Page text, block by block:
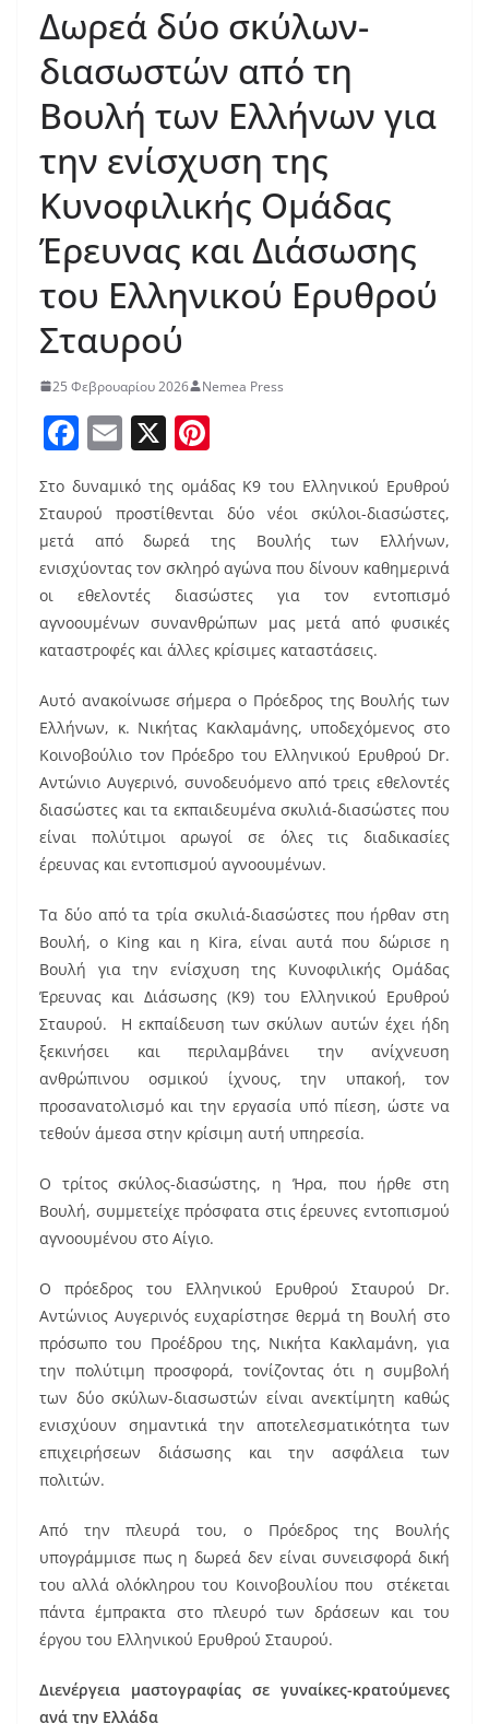
Δωρεά δύο σκύλων-
διασωστών από τη
Βουλή των Ελλήνων για
την ενίσχυση της
Κυνοφιλικής Ομάδας
Έρευνας και Διάσωσης
του Ελληνικού Ερυθρού
Σταυρού
25 Φεβρουαρίου 2026 Nemea Press
F
a
c
e
b
o
o
E
m
ai
l
X
nt
er
e
st
Στο δυναμικό της ομάδας Κ9 του Ελληνικού Ερυθρού
Σταυρού προστίθενται δύο νέοι σκύλοι-διασώστες,
μετά από δωρεά της Βουλής των Ελλήνων,
ενισχύοντας τον σκληρό αγώνα που δίνουν καθημερινά
οι εθελοντές διασώστες για τον εντοπισμό
αγνοουμένων συνανθρώπων μας μετά από φυσικές
καταστροφές και άλλες κρίσιμες καταστάσεις.
Αυτό ανακοίνωσε σήμερα ο Πρόεδρος της Βουλής των
Ελλήνων, κ. Νικήτας Κακλαμάνης, υποδεχόμενος στο
Κοινοβούλιο τον Πρόεδρο του Ελληνικού Ερυθρού Dr.
Αντώνιο Αυγερινό, συνοδευόμενο από τρεις εθελοντές
διασώστες και τα εκπαιδευμένα σκυλιά-διασώστες που
είναι πολύτιμοι αρωγοί σε όλες τις διαδικασίες
έρευνας και εντοπισμού αγνοουμένων.
Τα δύο από τα τρία σκυλιά-διασώστες που ήρθαν στη
Βουλή, ο King και η Kira, είναι αυτά που δώρισε η
Βουλή για την ενίσχυση της Κυνοφιλικής Ομάδας
Έρευνας και Διάσωσης (Κ9) του Ελληνικού Ερυθρού
Σταυρού. Η εκπαίδευση των σκύλων αυτών έχει ήδη
ξεκινήσει και περιλαμβάνει την ανίχνευση
ανθρώπινου οσμικού ίχνους, την υπακοή, τον
προσανατολισμό και την εργασία υπό πίεση, ώστε να
τεθούν άμεσα στην κρίσιμη αυτή υπηρεσία.
Ο τρίτος σκύλος-διασώστης, η Ήρα, που ήρθε στη
Βουλή, συμμετείχε πρόσφατα στις έρευνες εντοπισμού
αγνοουμένου στο Αίγιο.
Ο πρόεδρος του Ελληνικού Ερυθρού Σταυρού Dr.
Αντώνιος Αυγερινός ευχαρίστησε θερμά τη Βουλή στο
πρόσωπο του Προέδρου της, Νικήτα Κακλαμάνη, για
την πολύτιμη προσφορά, τονίζοντας ότι η συμβολή
των δύο σκύλων-διασωστών είναι ανεκτίμητη καθώς
ενισχύουν σημαντικά την αποτελεσματικότητα των
επιχειρήσεων διάσωσης και την ασφάλεια των
πολιτών.
Από την πλευρά του, ο Πρόεδρος της Βουλής
υπογράμμισε πως η δωρεά δεν είναι συνεισφορά δική
του αλλά ολόκληρου του Κοινοβουλίου που στέκεται
πάντα έμπρακτα στο πλευρό των δράσεων και του
έργου του Ελληνικού Ερυθρού Σταυρού.
Διενέργεια μαστογραφίας σε γυναίκες-κρατούμενες
ανά την Ελλάδα